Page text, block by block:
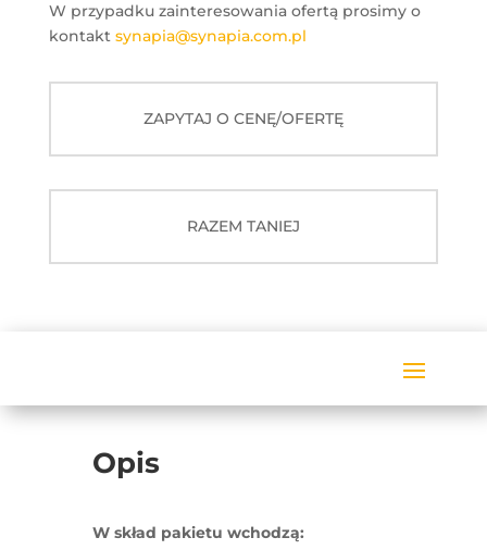
W przypadku zainteresowania ofertą prosimy o
kontakt synapia@synapia.com.pl
ZAPYTAJ O CENĘ/OFERTĘ
RAZEM TANIEJ
Opis
W skład pakietu wchodzą: